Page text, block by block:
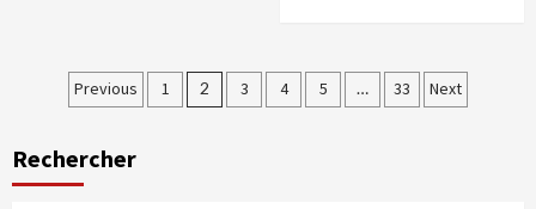
Pagination
des
publications
Previous 1 2 3 4 5 … 33 Next
Rechercher